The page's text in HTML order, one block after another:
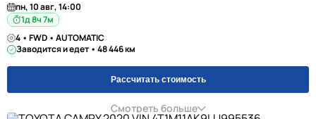
пн, 10 авг, 14:00
1д 8ч 7м
4 • FWD • AUTOMATIC
Заводится и едет • 48 446 км
Рассчитать стоимость
Смотреть больше